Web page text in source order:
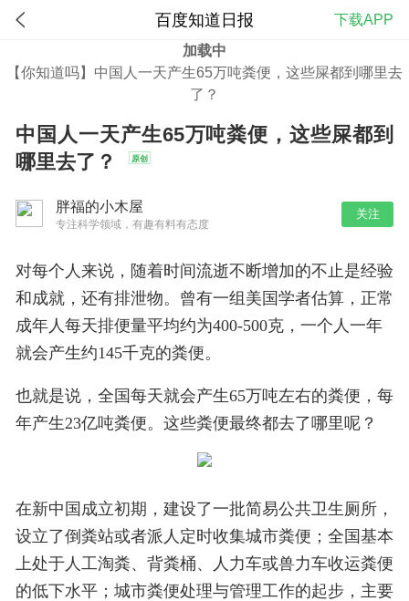
百度知道日报
下载APP
加载中
【你知道吗】中国人一天产生65万吨粪便，这些屎都到哪里去
了？
中国人一天产生65万吨粪便，这些屎都到
哪里去了？
原创
胖福的小木屋
专注科学领域，有趣有料有态度
关注
对每个人来说，随着时间流逝不断增加的不止是经验
和成就，还有排泄物。曾有一组美国学者估算，正常
成年人每天排便量平均约为400-500克，一个人一年
就会产生约145千克的粪便。
也就是说，全国每天就会产生65万吨左右的粪便，每
年产生23亿吨粪便。这些粪便最终都去了哪里呢？
在新中国成立初期，建设了一批简易公共卫生厕所，
设立了倒粪站或者派人定时收集城市粪便；全国基本
上处于人工淘粪、背粪桶、人力车或兽力车收运粪便
的低下水平；城市粪便处理与管理工作的起步，主要